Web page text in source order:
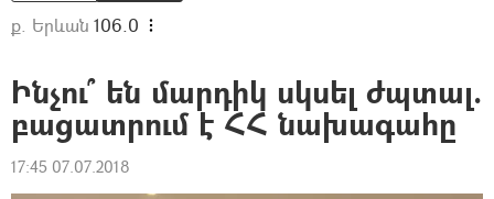
ք. Երևան 106.0
Ինչու՞ են մարդիկ սկսել ժպտալ.
բացատրում է ՀՀ նախագահը
17:45 07.07.2018